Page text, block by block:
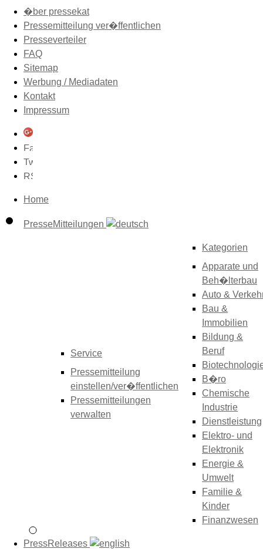
�ber pressekat
Pressemitteilung ver�ffentlichen
Presseverteiler
FAQ
Sitemap
Werbung / Mediadaten
Kontakt
Impressum
Home
PresseMitteilungen
Service
Pressemitteilung
einstellen/ver�ffentlichen
Pressemitteilungen
verwalten
Kategorien
Apparate und
Beh�lterbau
Auto &
Bau &
Immobilien
Bildung &
Beruf
B�ro
Chemische
Industrie
Dienstleistung
Elektro- und
Elektronik
Energie &
Umwelt
Familie &
Kinder
Finanzwesen
PressReleases